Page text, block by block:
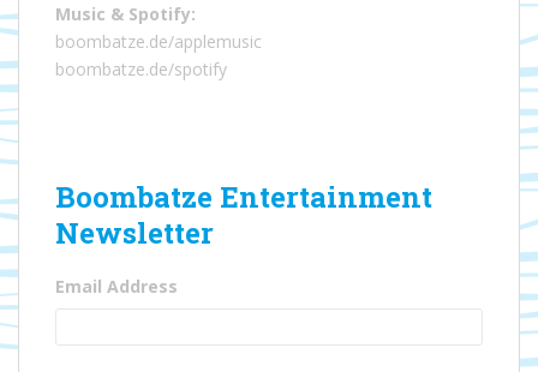
Music & Spotify:
boombatze.de/applemusic
boombatze.de/spotify
Boombatze Entertainment
Newsletter
Email Address